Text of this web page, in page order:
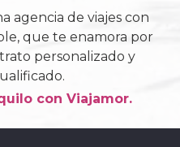
agencia de viajes con
que te enamora por
personalizado y
con Viajamor.